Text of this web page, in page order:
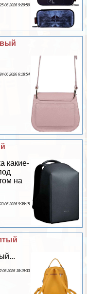
25 06 2026 9:29:59
24 06 2026 6:18:54
какие-
на
23 06 2026 9:38:15
06 2026 18:19:33